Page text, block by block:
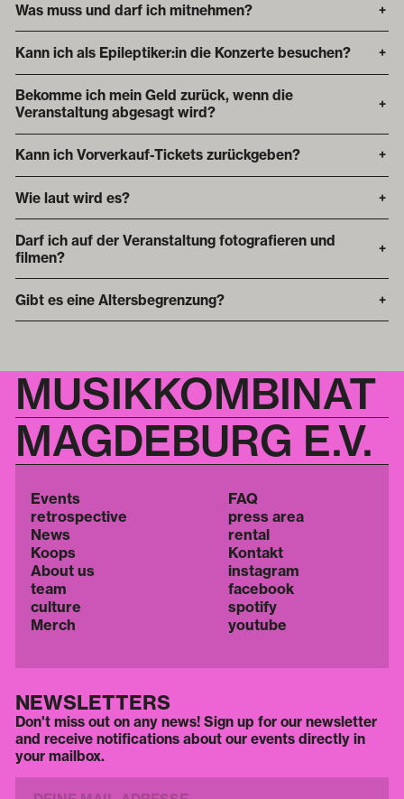
Was muss und darf ich mitnehmen? +
Kann ich als Epileptiker:in die Konzerte besuchen? +
Bekomme ich mein Geld zurück, wenn die
Veranstaltung abgesagt wird?
+
Kann ich Vorverkauf-Tickets zurückgeben? +
Wie laut wird es? +
Darf ich auf der Veranstaltung fotografieren und
filmen?
+
Gibt es eine Altersbegrenzung? +
MUSIKKOMBINAT
MAGDEBURG E.V.
Events
retrospective
News
Koops
About us
team
culture
Merch
FAQ
press area
rental
Kontakt
instagram
facebook
spotify
youtube
NEWSLETTERS
Don't miss out on any news! Sign up for our newsletter
and receive notifications about our events directly in
your mailbox.